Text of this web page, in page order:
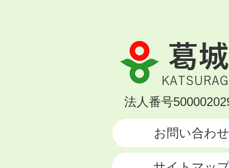
葛
城
市
KATSURAGI
法人番号
お問い合わせ